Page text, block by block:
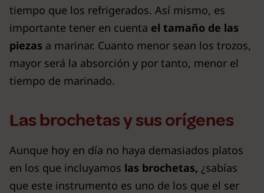
tiempo que los refrigerados. Así mismo, es
importante tener en cuenta el tamaño de las
piezas a marinar. Cuanto menor sean los trozos,
mayor será la absorción y por tanto, menor el
tiempo de marinado.
Las brochetas y sus orígenes
Aunque hoy en día no haya demasiados platos
en los que incluyamos las brochetas, ¿sabías
que este instrumento es uno de los que el ser